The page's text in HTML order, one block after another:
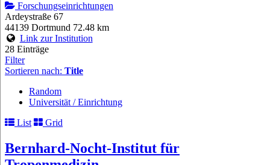
Forschungseinrichtungen
Ardeystraße 67
44139 Dortmund 72.48 km
Link zur Institution
28 Einträge
Filter
Sortieren nach: Title
Random
Universität / Einrichtung
List
Grid
Bernhard-Nocht-Institut für